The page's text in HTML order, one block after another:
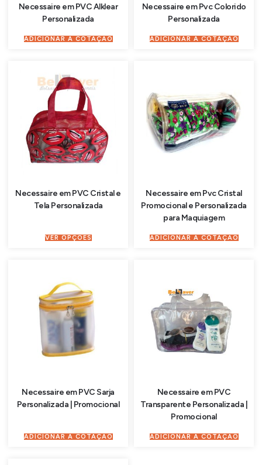
Necessaire em PVC Alklear
Personalizada
ADICIONAR À COTAÇÃO
Necessaire em Pvc Colorido
Personalizada
ADICIONAR À COTAÇÃO
Necessaire em PVC Cristal e
Tela Personalizada
VER OPÇÕES
Necessaire em Pvc Cristal
Promocional e Personalizada
para Maquiagem
ADICIONAR À COTAÇÃO
Necessaire em PVC Sarja
Personalizada | Promocional
ADICIONAR À COTAÇÃO
Necessaire em PVC
Transparente Personalizada |
Promocional
ADICIONAR À COTAÇÃO